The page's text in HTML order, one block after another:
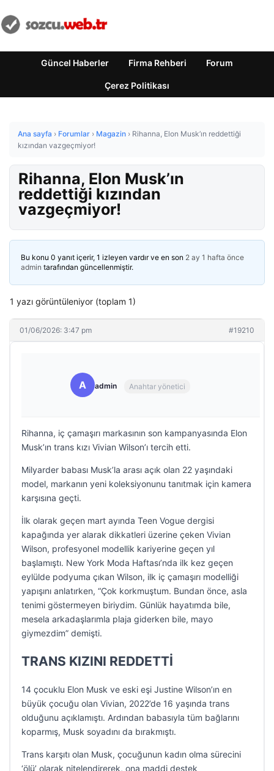
Güncel Haberler Firma Rehberi Forum
Çerez Politikası
Ana sayfa › Forumlar › Magazin › Rihanna, Elon Musk’ın reddettiği
kızından vazgeçmiyor!
Rihanna, Elon Musk’ın
reddettiği kızından
vazgeçmiyor!
Bu konu 0 yanıt içerir, 1 izleyen vardır ve en son 2 ay 1 hafta önce
admin tarafından güncellenmiştir.
1 yazı görüntüleniyor (toplam 1)
01/06/2026: 3:47 pm #19210
A admin Anahtar yönetici
Rihanna, iç çamaşırı markasının son kampanyasında Elon
Musk’ın trans kızı Vivian Wilson’ı tercih etti.
Milyarder babası Musk’la arası açık olan 22 yaşındaki
model, markanın yeni koleksiyonunu tanıtmak için kamera
karşısına geçti.
İlk olarak geçen mart ayında Teen Vogue dergisi
kapağında yer alarak dikkatleri üzerine çeken Vivian
Wilson, profesyonel modellik kariyerine geçen yıl
başlamıştı. New York Moda Haftası’nda ilk kez geçen
eylülde podyuma çıkan Wilson, ilk iç çamaşırı modelliği
yapışını anlatırken, “Çok korkmuştum. Bundan önce, asla
tenimi göstermeyen biriydim. Günlük hayatımda bile,
mesela arkadaşlarımla plaja giderken bile, mayo
giymezdim” demişti.
TRANS KIZINI REDDETTİ
14 çocuklu Elon Musk ve eski eşi Justine Wilson’ın en
büyük çocuğu olan Vivian, 2022’de 16 yaşında trans
olduğunu açıklamıştı. Ardından babasıyla tüm bağlarını
koparmış, Musk soyadını da bırakmıştı.
Trans karşıtı olan Musk, çocuğunun kadın olma sürecini
‘ölü’ olarak nitelendirerek, ona maddi destek